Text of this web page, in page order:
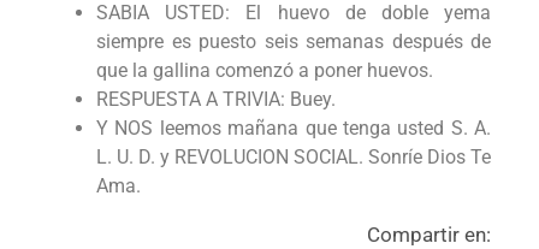
SABIA USTED: El huevo de doble yema
siempre es puesto seis semanas después de
que la gallina comenzó a poner huevos.
RESPUESTA A TRIVIA: Buey.
Y NOS leemos mañana que tenga usted S. A.
L. U. D. y REVOLUCION SOCIAL. Sonríe Dios Te
Ama.
Compartir en: